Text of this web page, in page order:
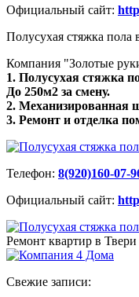
Официальный сайт:
Полусухая стяжка пола
Компания "Золотые
1. Полусухая стяжка
До 250м2 за смену.
2. Механизированная
3. Ремонт и отделка
Телефон: 8(920)160-07-
Официальный сайт:
Ремонт квартир в
Свежие записи: